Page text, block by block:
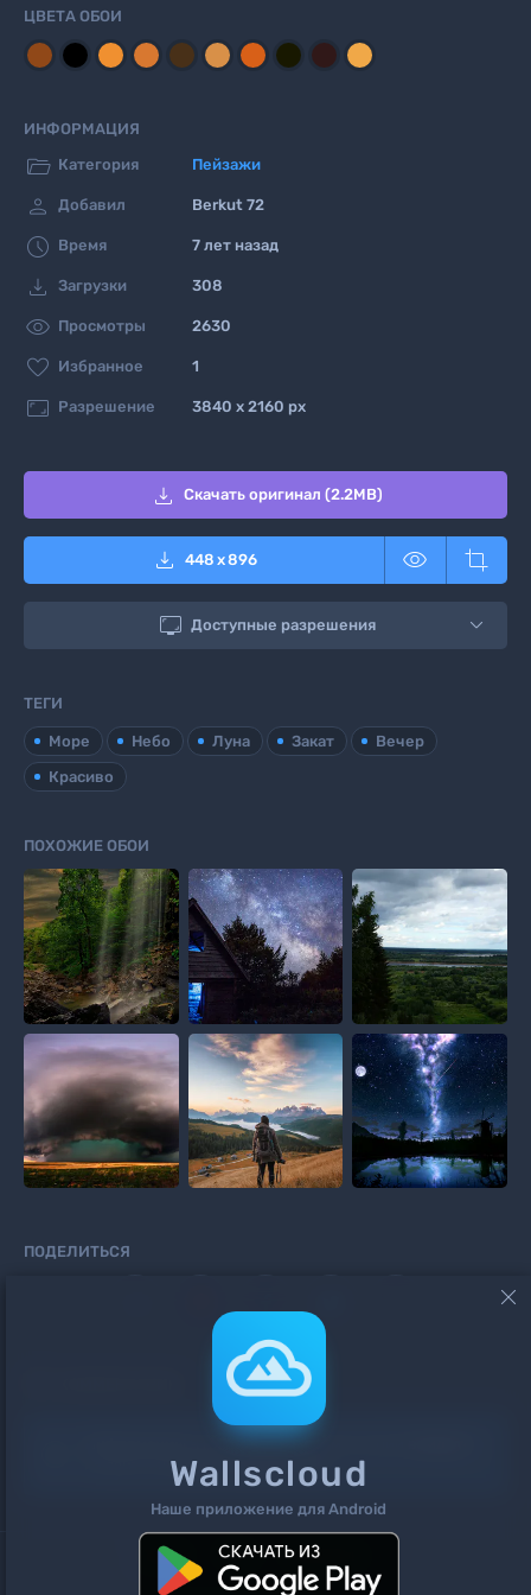
ЦВЕТА ОБОИ
ИНФОРМАЦИЯ
 Категория Пейзажи
 Добавил Berkut 72
 Время 7 лет назад
 Загрузки 308
 Просмотры 2630
 Избранное 1
 Разрешение 3840 x 2160 px
 Скачать оригинал (2.2MB)
 448 x896  
 Доступные разрешения
ТЕГИ
Море Небо Луна Закат
Вечер
Красиво
ПОХОЖИЕ ОБОИ
ПОДЕЛИТЬСЯ
Чтоб добавить комментарий
на сайт илизарегистрируйтесь.
Поиск Теги Контакты

Wallscloud
Наше приложение для Android